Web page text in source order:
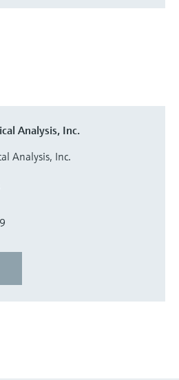
Analysis, Inc.
Analysis, Inc.